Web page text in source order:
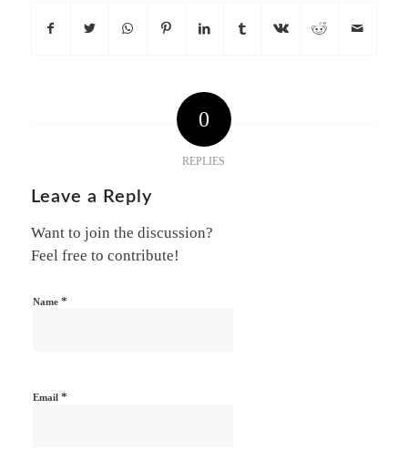
0
REPLIES
Leave a Reply
Want to join the discussion?
Feel free to contribute!
Name *
Email *